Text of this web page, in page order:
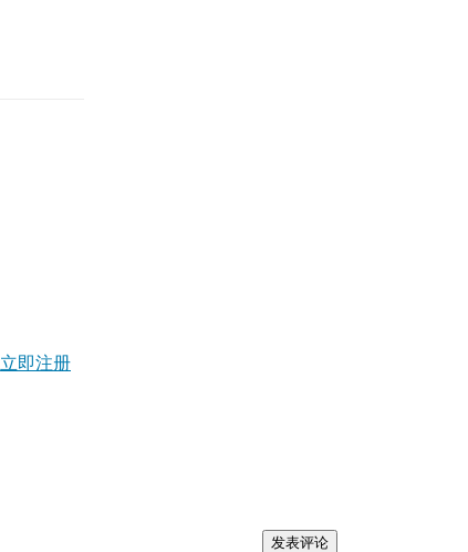
立即注册
发表评论